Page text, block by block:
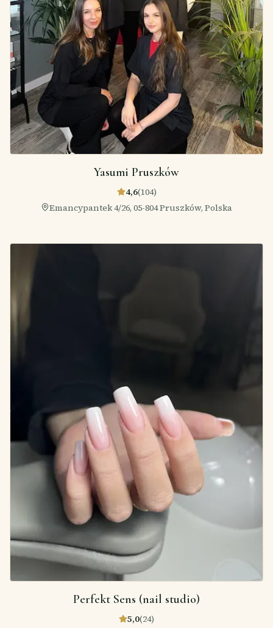
Yasumi Pruszków
4,6(104)
Emancypantek 4/26, 05-804 Pruszków, Polska
Perfekt Sens (nail studio)
5,0(24)